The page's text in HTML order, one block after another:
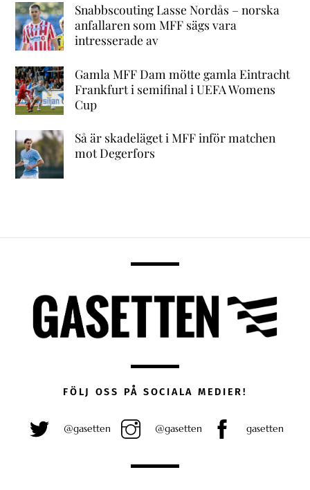
Snabbscouting Lasse Nordås – norska
anfallaren som MFF sägs vara
intresserade av
Gamla MFF Dam mötte gamla Eintracht
Frankfurt i semifinal i UEFA Womens
Cup
Så är skadeläget i MFF inför matchen
mot Degerfors
FÖLJ OSS PÅ SOCIALA MEDIER!
@gasetten @gasetten gasetten